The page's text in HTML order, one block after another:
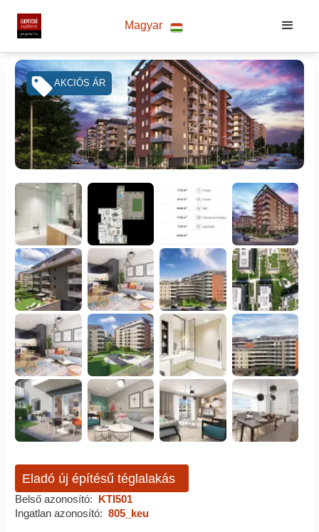
Magyar
AKCIÓS ÁR
Eladó új építésű téglalakás
Belső azonosító: KTI501
Ingatlan azonosító: 805_keu